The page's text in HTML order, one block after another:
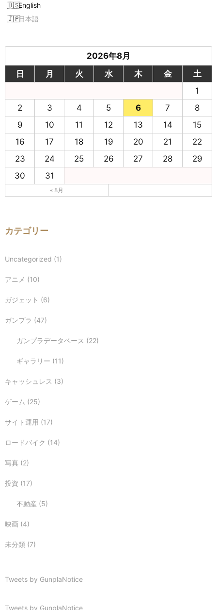
English
日本語
2026年8月
日
月 火 水 木 金
土
1
2
3 4 5 6 7
8
9
10 11 12 13 14
15
16
17 18 19 20 21
22
23
24 25 26 27 28
29
30
31
« 8月
カテゴリー
Uncategorized (1)
アニメ (10)
ガジェット (6)
ガンプラ (47)
ガンプラデータベース (22)
ギャラリー (11)
キャッシュレス (3)
ゲーム (25)
サイト運用 (17)
ロードバイク (14)
写真 (2)
投資 (17)
不動産 (5)
映画 (4)
未分類 (7)
Tweets by GunplaNotice
Tweets by GunplaNotice